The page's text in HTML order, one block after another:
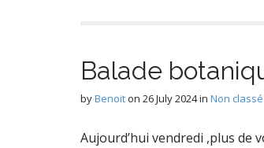
Balade
byBenoiton 26 July 2024in Non classé
Aujourd’hui vendredi ,plus de